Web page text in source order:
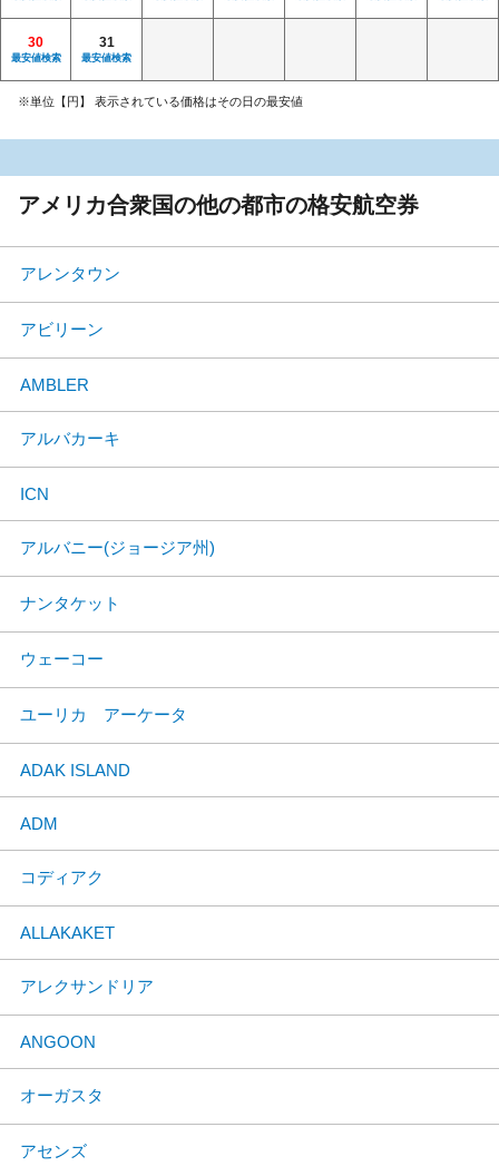
30
最安値検索
31
最安値検索
※単位【円】 表示されている価格はその日の最安値
アメリカ合衆国の他の都市の格安航空券
アレンタウン
アビリーン
AMBLER
アルバカーキ
ICN
アルバニー(ジョージア州)
ナンタケット
ウェーコー
ユーリカ アーケータ
ADAK ISLAND
ADM
コディアク
ALLAKAKET
アレクサンドリア
ANGOON
オーガスタ
アセンズ